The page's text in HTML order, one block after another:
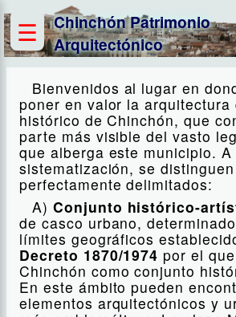
☰
Chinchón Patrimonio
Arquitectónico
Bienvenidos al lugar en
poner en valor la arquitectura
histórico de Chinchón, que
parte más visible del vasto
que alberga este municipio. A
sistematización, se
perfectamente delimitados:
A) Conjunto histórico-
de casco urbano,
límites geográficos
Decreto 1870/1974 por el
Chinchón como conjunto
En este ámbito pueden
elementos arquitectónicos y